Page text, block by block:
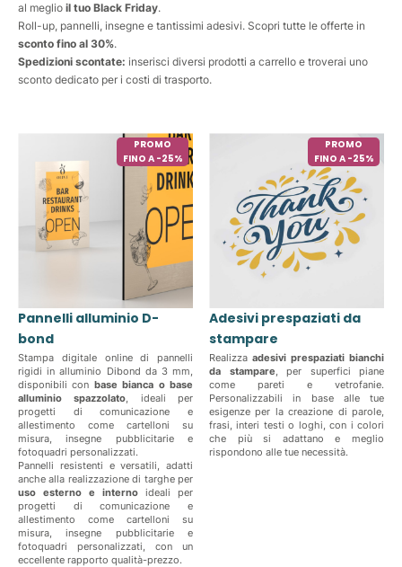
al meglio il tuo Black Friday.
Roll-up, pannelli, insegne e tantissimi adesivi. Scopri tutte le offerte in
sconto fino al 30%.
Spedizioni scontate: inserisci diversi prodotti a carrello e troverai uno
sconto dedicato per i costi di trasporto.
PROMO
FINO A -25%
Pannelli alluminio D-
bond
Stampa digitale online di pannelli
rigidi in alluminio Dibond da 3 mm,
disponibili con base bianca o base
alluminio spazzolato, ideali per
progetti di comunicazione e
allestimento come cartelloni su
misura, insegne pubblicitarie e
fotoquadri personalizzati.
Pannelli resistenti e versatili, adatti
anche alla realizzazione di targhe per
uso esterno e interno ideali per
progetti di comunicazione e
allestimento come cartelloni su
misura, insegne pubblicitarie e
fotoquadri personalizzati, con un
eccellente rapporto qualità-prezzo.
PROMO
FINO A -25%
Adesivi prespaziati da
stampare
Realizza adesivi prespaziati bianchi
da stampare, per superfici piane
come pareti e vetrofanie.
Personalizzabili in base alle tue
esigenze per la creazione di parole,
frasi, interi testi o loghi, con i colori
che più si adattano e meglio
rispondono alle tue necessità.